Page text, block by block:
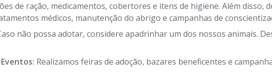
de ração, medicamentos, cobertores e itens de higiene. Além disso,
médicos, manutenção do abrigo e campanhas de
não possa adotar, considere apadrinhar um dos nossos animais.
Realizamos feiras de adoção, bazares beneficentes e